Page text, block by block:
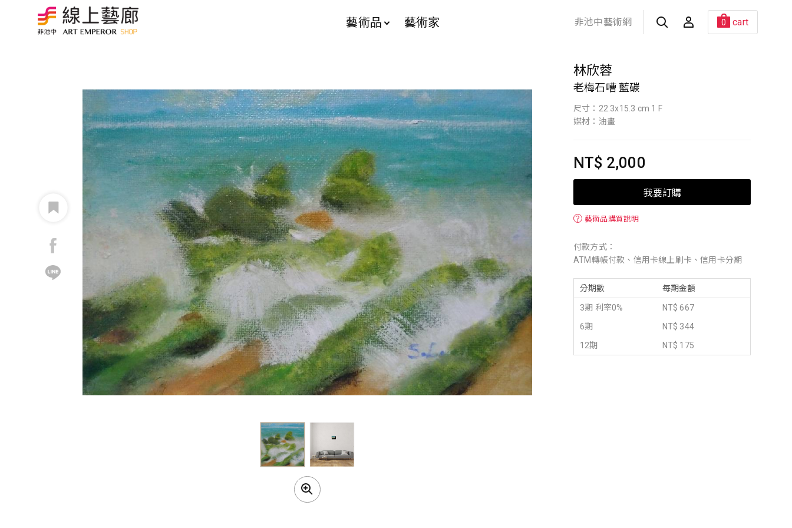
藝術品 藝術家 非池中藝術網 0 cart
林欣蓉
老梅石嘈 藍碳
尺寸：22.3x15.3 cm 1 F
媒材：油畫
NT$ 2,000
我要訂購
？ 藝術品購買說明
付款方式：
ATM轉帳付款、信用卡線上刷卡、信用卡分期
分期數 每期金額
3期 利率0%
NT$ 667
6期
NT$ 344
12期
NT$ 175